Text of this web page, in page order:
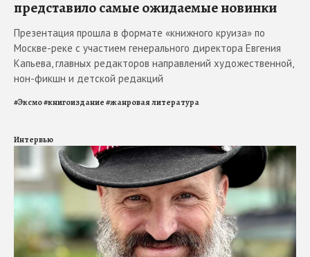
представило самые ожидаемые новинки
Презентация прошла в формате «книжного круиза» по
Москве-реке с участием генерального директора Евгения
Капьева, главных редакторов направлений художественной,
нон-фикшн и детской редакций
#Эксмо#книгоиздание#жанровая литература
Интервью